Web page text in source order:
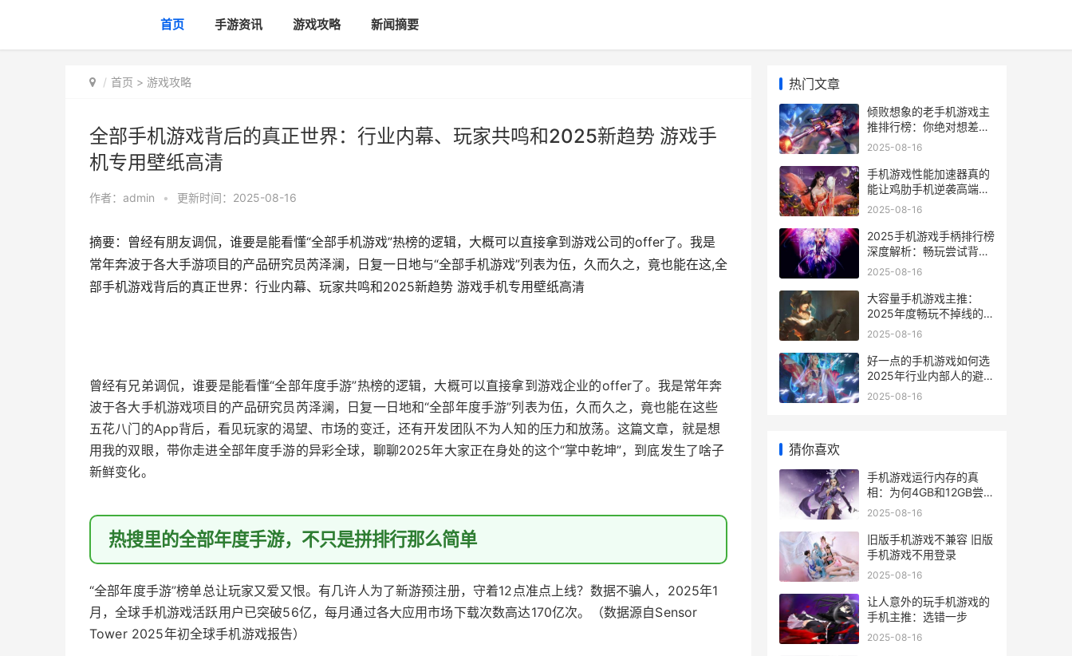
首页 手游资讯 游戏攻略 新闻摘要
首页 > 游戏攻略
全部手机游戏背后的真正世界：行业内幕、玩家共鸣和2025新趋势 游戏手
机专用壁纸高清
作者： admin • 更新时间：2025-08-16
摘要：曾经有朋友调侃，谁要是能看懂“全部手机游戏”热榜的逻辑，大概可以直接拿到游戏公司的offer了。我是
常年奔波于各大手游项目的产品研究员芮泽澜，日复一日地与“全部手机游戏”列表为伍，久而久之，竟也能在这,全
部手机游戏背后的真正世界：行业内幕、玩家共鸣和2025新趋势 游戏手机专用壁纸高清
曾经有兄弟调侃，谁要是能看懂“全部年度手游”热榜的逻辑，大概可以直接拿到游戏企业的offer了。我是常年奔
波于各大手机游戏项目的产品研究员芮泽澜，日复一日地和“全部年度手游”列表为伍，久而久之，竟也能在这些
五花八门的App背后，看见玩家的渴望、市场的变迁，还有开发团队不为人知的压力和放荡。这篇文章，就是想
用我的双眼，带你走进全部年度手游的异彩全球，聊聊2025年大家正在身处的这个“掌中乾坤”，到底发生了啥子
新鲜变化。
热搜里的全部年度手游，不只是拼排行那么简单
“全部年度手游”榜单总让玩家又爱又恨。有几许人为了新游预注册，守着12点准点上线？数据不骗人，2025年1
月，全球手机游戏活跃用户已突破56亿，每月通过各大应用市场下载次数高达170亿次。（数据源自Sensor
Tower 2025年初全球手机游戏报告）
热门文章
倾败想象的老手机游戏主
推排行榜：你绝对想差点
哪些典范逆袭重返热榜 倾
2025-08-16
手机游戏性能加速器真的
能让鸡肋手机逆袭高端一
场看不见硝烟的极点加速
2025-08-16
2025手机游戏手柄排行榜
深度解析：畅玩尝试背后
的细节和选择 2821游戏
2025-08-16
大容量手机游戏主推：
2025年度畅玩不掉线的硬
核选择和玩家尝试 容量大
2025-08-16
好一点的手机游戏如何选
2025年行业内部人的避坑
同享 好一点的手机游戏有
2025-08-16
猜你喜欢
手机游戏运行内存的真
相：为何4GB和12GB尝试
天差地别 手机游戏运行内
2025-08-16
旧版手机游戏不兼容 旧版
手机游戏不用登录
2025-08-16
让人意外的玩手机游戏的
手机主推：选错一步
2025-08-16